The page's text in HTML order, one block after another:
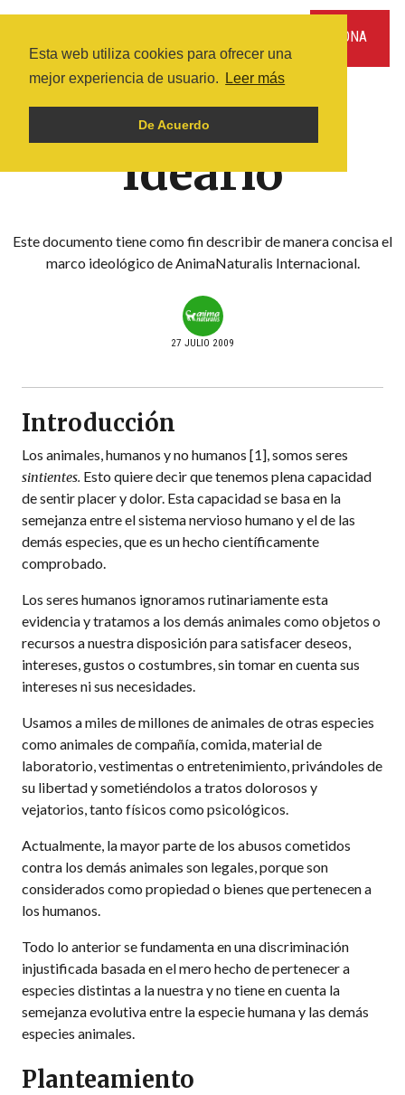
Esta web utiliza cookies para ofrecer una
mejor experiencia de usuario.
Leer más
De Acuerdo
DONA
Ideario
Este documento tiene como fin describir de manera concisa el
marco ideológico de AnimaNaturalis Internacional.
27 JULIO 2009
Introducción
Los animales, humanos y no humanos [1], somos seres
sintientes. Esto quiere decir que tenemos plena capacidad
de sentir placer y dolor. Esta capacidad se basa en la
semejanza entre el sistema nervioso humano y el de las
demás especies, que es un hecho científicamente
comprobado.
Los seres humanos ignoramos rutinariamente esta
evidencia y tratamos a los demás animales como objetos o
recursos a nuestra disposición para satisfacer deseos,
intereses, gustos o costumbres, sin tomar en cuenta sus
intereses ni sus necesidades.
Usamos a miles de millones de animales de otras especies
como animales de compañía, comida, material de
laboratorio, vestimentas o entretenimiento, privándoles de
su libertad y sometiéndolos a tratos dolorosos y
vejatorios, tanto físicos como psicológicos.
Actualmente, la mayor parte de los abusos cometidos
contra los demás animales son legales, porque son
considerados como propiedad o bienes que pertenecen a
los humanos.
Todo lo anterior se fundamenta en una discriminación
injustificada basada en el mero hecho de pertenecer a
especies distintas a la nuestra y no tiene en cuenta la
semejanza evolutiva entre la especie humana y las demás
especies animales.
Planteamiento